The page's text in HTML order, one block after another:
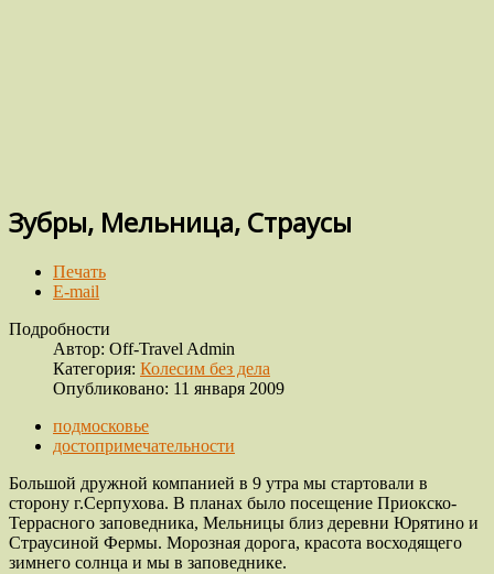
Зубры, Мельница, Страусы
Печать
E-mail
Подробности
Автор: Off-Travel Admin
Категория: Колесим без дела
Опубликовано: 11 января 2009
подмосковье
достопримечательности
Большой дружной компанией в 9 утра мы стартовали в
сторону г.Серпухова. В планах было посещение Приокско-
Террасного заповедника, Мельницы близ деревни Юрятино и
Страусиной Фермы. Морозная дорога, красота восходящего
зимнего солнца и мы в заповеднике.